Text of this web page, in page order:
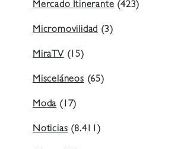
Mercado Itinerante(423)
Micromovilidad(3)
MiraTV(15)
Misceláneos(65)
Moda(17)
Noticias(8.411)